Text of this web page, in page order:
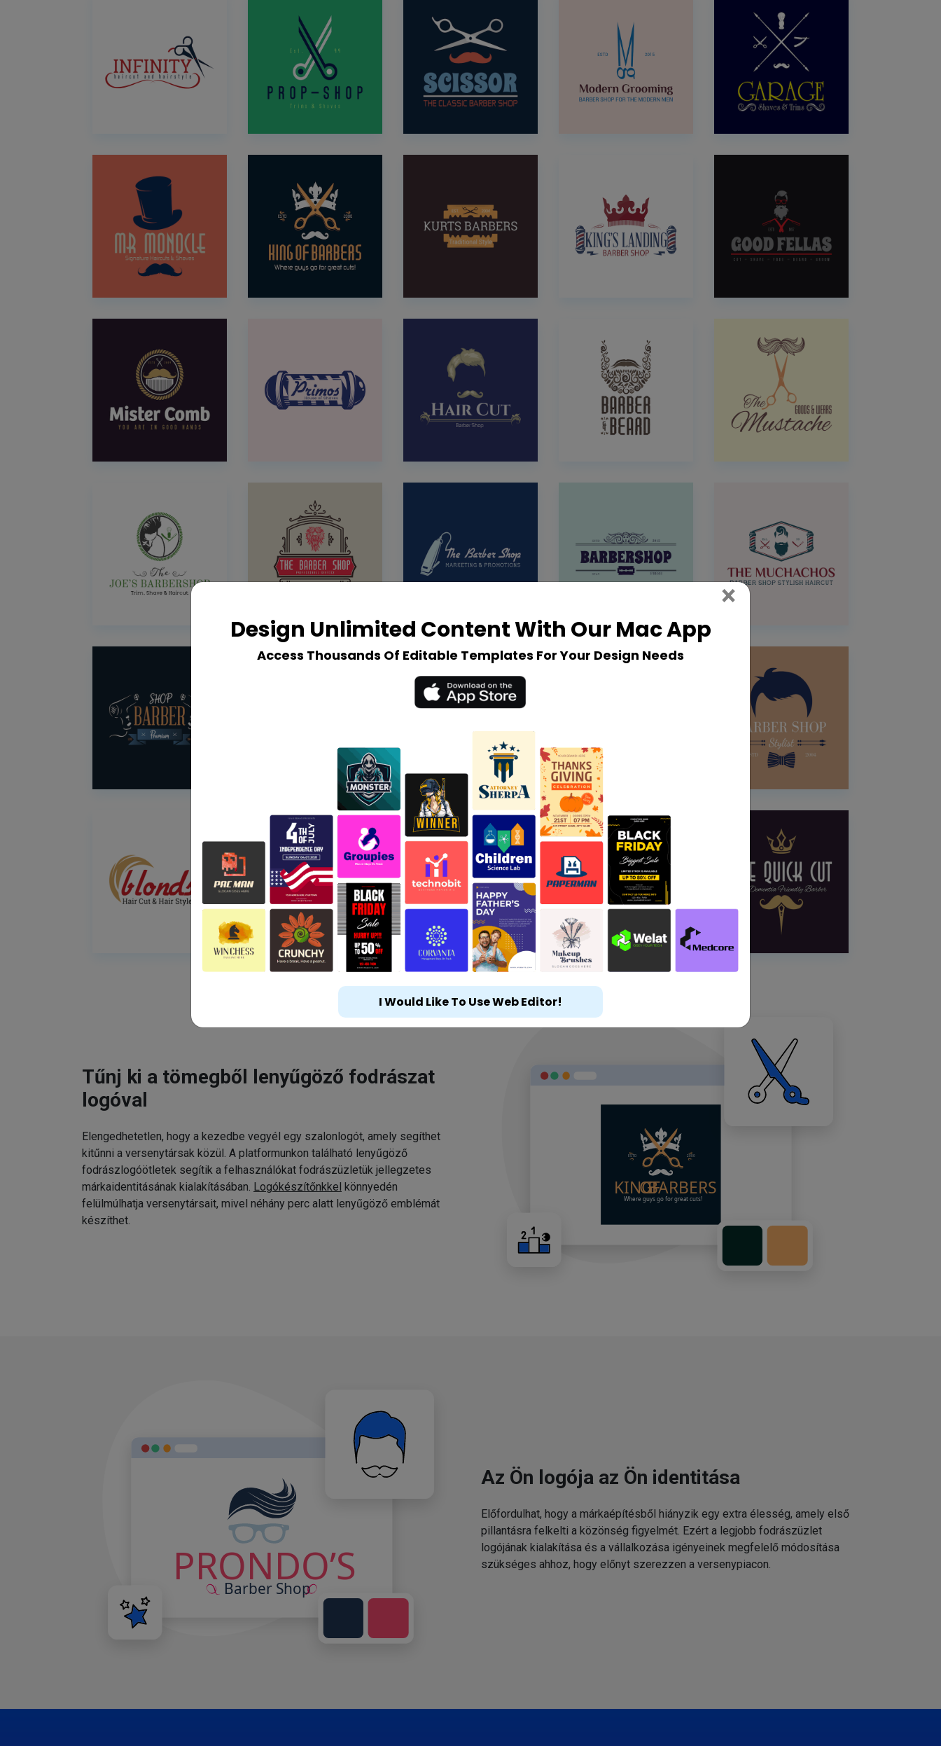
Tűnj ki a tömegből lenyűgöző fodrászat
logóval
Elengedhetetlen, hogy a kezedbe vegyél egy szalonlogót, amely segíthet
kitűnni a versenytársak közül. A platformunkon található lenyűgöző
fodrászlogóötletek segítik a felhasználókat fodrászüzletük jellegzetes
márkaidentitásának kialakításában. Logókészítőnkkel könnyedén
felülmúlhatja versenytársait, mivel néhány perc alatt lenyűgöző emblémát
készíthet.
Az Ön logója az Ön identitása
Előfordulhat, hogy a márkaépítésből hiányzik egy extra élesség, amely első
pillantásra felkelti a közönség figyelmét. Ezért a legjobb fodrászüzlet
logójának kialakítása és a vállalkozása igényeinek megfelelő módosítása
szükséges ahhoz, hogy előnyt szerezzen a versenypiacon.
Design Unlimited Content With Our Mac App
Access Thousands Of Editable Templates For Your Design Needs
× Close
I Would Like To Use Web Editor!